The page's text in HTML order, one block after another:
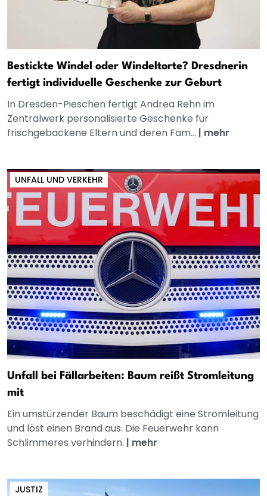
Bestickte Windel oder Windeltorte? Dresdnerin
fertigt individuelle Geschenke zur Geburt
In Dresden-Pieschen fertigt Andrea Rehn im
Zentralwerk personalisierte Geschenke für
frischgebackene Eltern und deren Fam... | mehr
UNFALL UND VERKEHR
Unfall bei Fällarbeiten: Baum reißt Stromleitung
mit
Ein umstürzender Baum beschädigt eine Stromleitung
und löst einen Brand aus. Die Feuerwehr kann
Schlimmeres verhindern. | mehr
JUSTIZ